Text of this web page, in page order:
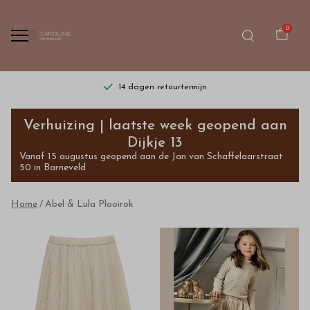
0
14 dagen retourtermijn
Abel
&
Lula
Plooirok
Bestel
kinderkleding
Verhuizing | laatste week geopend aan
Dijkje 13
Vanaf 15 augustus geopend aan de Jan van Schaffelaarstraat
50 in Barneveld
Home Abel & Lula Plooirok